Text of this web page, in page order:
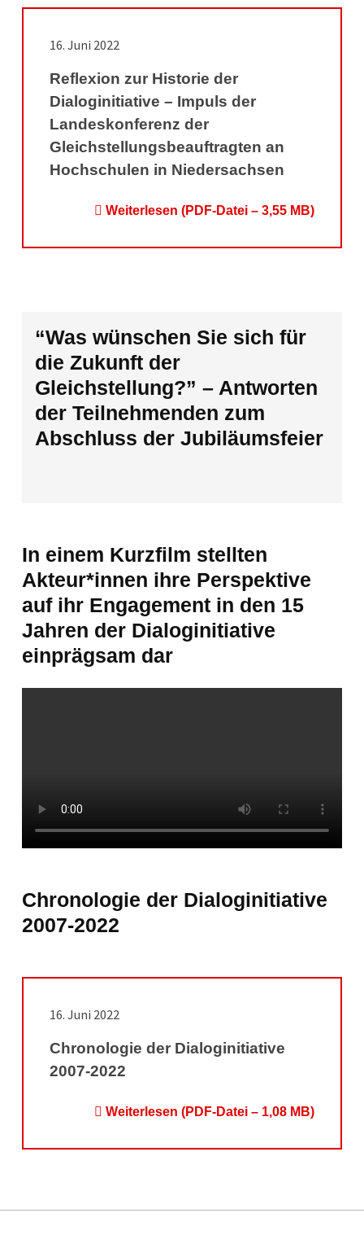
16. Juni 2022
Reflexion zur Historie der
Dialoginitiative – Impuls der
Landeskonferenz der
Gleichstellungsbeauftragten an
Hochschulen in Niedersachsen
Weiterlesen (PDF-Datei – 3,55 MB)
“Was wünschen Sie sich für
die Zukunft der
Gleichstellung?” – Antworten
der Teilnehmenden zum
Abschluss der Jubiläumsfeier
In einem Kurzfilm stellten
Akteur*innen ihre Perspektive
auf ihr Engagement in den 15
Jahren der Dialoginitiative
einprägsam dar
Chronologie der Dialoginitiative
2007-2022
16. Juni 2022
Chronologie der Dialoginitiative
2007-2022
Weiterlesen (PDF-Datei – 1,08 MB)